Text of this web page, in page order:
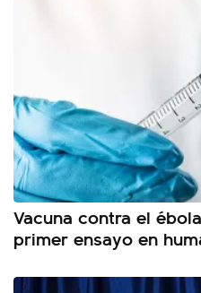
Vacuna contra el
primer ensayo en